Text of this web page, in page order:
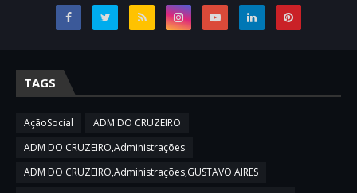
TAGS
AçãoSocial
ADM DO CRUZEIRO
ADM DO CRUZEIRO,Administrações
ADM DO CRUZEIRO,Administrações,GUSTAVO AIRES